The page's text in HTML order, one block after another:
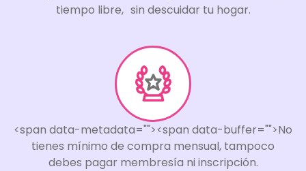
tiempo libre, sin descuidar tu hogar.
<span data-metadata=""><span data-buffer="">No
tienes mínimo de compra mensual, tampoco
debes pagar membresía ni inscripción.